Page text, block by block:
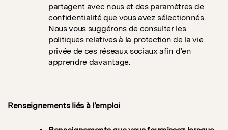
partagent avec nous et des paramètres de
confidentialité que vous avez sélectionnés.
Nous vous suggérons de consulter les
politiques relatives à la protection de la vie
privée de ces réseaux sociaux afin d’en
apprendre davantage.
Renseignements liés à l’emploi